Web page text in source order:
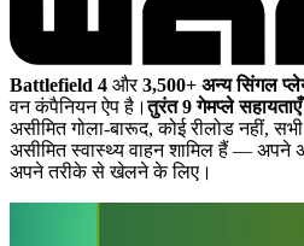
Battlefield 4 और3,500+ अन्य सिंगल
वन कंपैनियन ऐप है।तुरंत 9 गेमप्ले
असीमित गोला-बारूद, कोई रीलोड नहीं,
असीमित स्वास्थ्य वाहन शामिल हैं — अपने
अपने तरीके से खेलने के लिए।